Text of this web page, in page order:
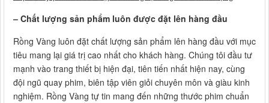
– Chất lượng sản phẩm luôn được đặt lên hàng đầu
Rồng Vàng luôn đặt chất lượng sản phẩm lên hàng đầu với mục
tiêu mang lại giá trị cao nhất cho khách hàng. Chúng tôi đầu tư
mạnh vào trang thiết bị hiện đại, tiên tiến nhất hiện nay, cùng
đội ngũ quay phim, biên tập viên giỏi chuyên môn và giàu kinh
nghiệm. Rồng Vàng tự tin mang đến những thước phim chuẩn